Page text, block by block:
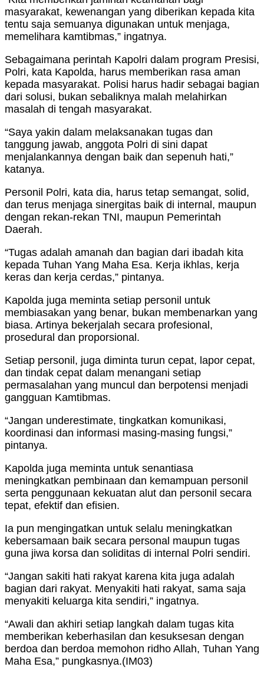
masyarakat, kewenangan yang diberikan kepada kita
tentu saja semuanya digunakan untuk menjaga,
memelihara kamtibmas,” ingatnya.
Sebagaimana perintah Kapolri dalam program Presisi,
Polri, kata Kapolda, harus memberikan rasa aman
kepada masyarakat. Polisi harus hadir sebagai bagian
dari solusi, bukan sebaliknya malah melahirkan
masalah di tengah masyarakat.
“Saya yakin dalam melaksanakan tugas dan
tanggung jawab, anggota Polri di sini dapat
menjalankannya dengan baik dan sepenuh hati,”
katanya.
Personil Polri, kata dia, harus tetap semangat, solid,
dan terus menjaga sinergitas baik di internal, maupun
dengan rekan-rekan TNI, maupun Pemerintah
Daerah.
“Tugas adalah amanah dan bagian dari ibadah kita
kepada Tuhan Yang Maha Esa. Kerja ikhlas, kerja
keras dan kerja cerdas,” pintanya.
Kapolda juga meminta setiap personil untuk
membiasakan yang benar, bukan membenarkan yang
biasa. Artinya bekerjalah secara profesional,
prosedural dan proporsional.
Setiap personil, juga diminta turun cepat, lapor cepat,
dan tindak cepat dalam menangani setiap
permasalahan yang muncul dan berpotensi menjadi
gangguan Kamtibmas.
“Jangan underestimate, tingkatkan komunikasi,
koordinasi dan informasi masing-masing fungsi,”
pintanya.
Kapolda juga meminta untuk senantiasa
meningkatkan pembinaan dan kemampuan personil
serta penggunaan kekuatan alut dan personil secara
tepat, efektif dan efisien.
Ia pun mengingatkan untuk selalu meningkatkan
kebersamaan baik secara personal maupun tugas
guna jiwa korsa dan soliditas di internal Polri sendiri.
“Jangan sakiti hati rakyat karena kita juga adalah
bagian dari rakyat. Menyakiti hati rakyat, sama saja
menyakiti keluarga kita sendiri,” ingatnya.
“Awali dan akhiri setiap langkah dalam tugas kita
memberikan keberhasilan dan kesuksesan dengan
berdoa dan berdoa memohon ridho Allah, Tuhan Yang
Maha Esa,” pungkasnya.(IM03)